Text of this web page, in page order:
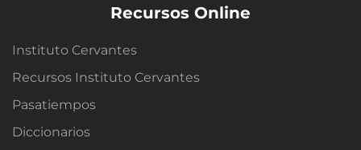
Recursos Online
Instituto Cervantes
Recursos Instituto Cervantes
Pasatiempos
Diccionarios